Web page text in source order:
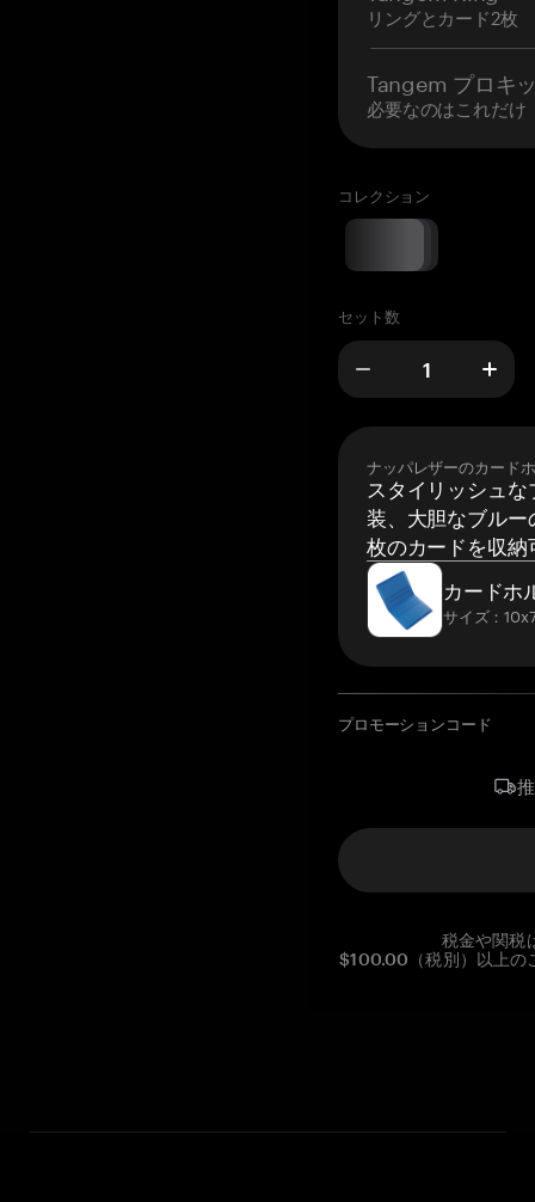
リングとカード2枚
Tangem プロキ
必要なのはこれだけ
コレクション
セット数
ナッパレザーのカード
スタイリッシュ
装、大胆なブルー
枚のカードを収納
カードホ
サイズ：
プロモーションコード
税金や関税
$100.00（税別）以上の